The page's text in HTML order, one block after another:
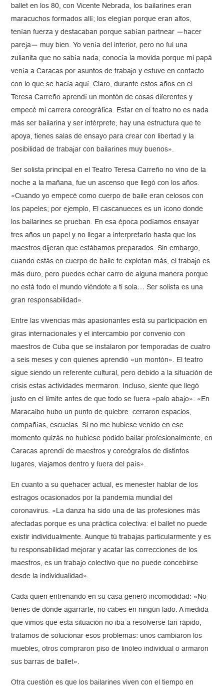
ballet en los 80, con Vicente Nebrada, los bailarines eran
maracuchos formados allí; los elegían porque eran altos,
tenían fuerza y destacaban porque sabían partnear —hacer
pareja— muy bien. Yo venía del interior, pero no fui una
zulianita que no sabía nada; conocía la movida porque mi papá
venía a Caracas por asuntos de trabajo y estuve en contacto
con lo que se hacía aquí. Claro, durante estos años en el
Teresa Carreño aprendí un montón de cosas diferentes y
empecé mi carrera coreográfica. Estar en el teatro no es nada
más ser bailarina y ser intérprete; hay una estructura que te
apoya, tienes salas de ensayo para crear con libertad y la
posibilidad de trabajar con bailarines muy buenos».
Ser solista principal en el Teatro Teresa Carreño no vino de la
noche a la mañana, fue un ascenso que llegó con los años.
«Cuando yo empecé como cuerpo de baile eran celosos con
los papeles; por ejemplo, El cascanueces es un ícono donde
los bailarines se prueban. En esa época podíamos ensayar
tres años un papel y no llegar a interpretarlo hasta que los
maestros dijeran que estábamos preparados. Sin embargo,
cuando estás en cuerpo de baile te explotan más, el trabajo es
más duro, pero puedes echar carro de alguna manera porque
no está todo el mundo viéndote a ti sola… Ser solista es una
gran responsabilidad».
Entre las vivencias más apasionantes está su participación en
giras internacionales y el intercambio por convenio con
maestros de Cuba que se instalaron por temporadas de cuatro
a seis meses y con quienes aprendió «un montón». El teatro
sigue siendo un referente cultural, pero debido a la situación de
crisis estas actividades mermaron. Incluso, siente que llegó
justo en el límite antes de que todo se fuera «palo abajo»: «En
Maracaibo hubo un punto de quiebre: cerraron espacios,
compañías, escuelas. Si no me hubiese venido en ese
momento quizás no hubiese podido bailar profesionalmente; en
Caracas aprendí de maestros y coreógrafos de distintos
lugares, viajamos dentro y fuera del país».
En cuanto a su quehacer actual, es menester hablar de los
estragos ocasionados por la pandemia mundial del
coronavirus. «La danza ha sido una de las profesiones más
afectadas porque es una práctica colectiva: el ballet no puede
existir individualmente. Aunque tú trabajas particularmente y es
tu responsabilidad mejorar y acatar las correcciones de los
maestros, es un trabajo colectivo que no puede concebirse
desde la individualidad».
Cada quien entrenando en su casa generó incomodidad: «No
tienes de dónde agarrarte, no cabes en ningún lado. A medida
que vimos que esta situación no iba a resolverse tan rápido,
tratamos de solucionar esos problemas: unos cambiaron los
muebles, otros compraron piso de linóleo individual o armaron
sus barras de ballet».
Otra cuestión es que los bailarines viven con el tiempo en